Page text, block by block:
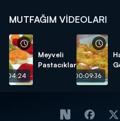
MUTFAĞIM VIDEOLARI
Meyveli
Pastacıklar
00:09:36